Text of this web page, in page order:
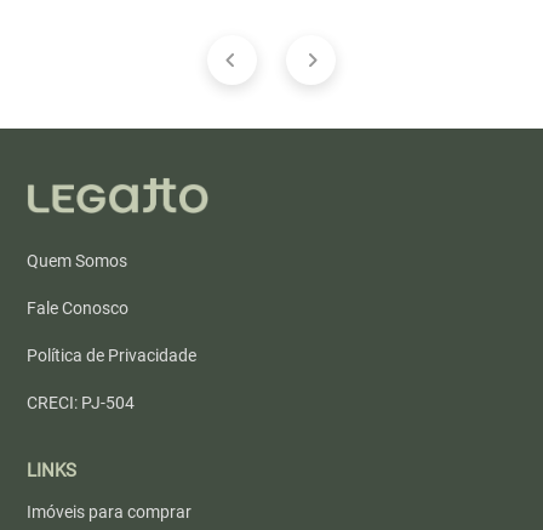
Quem Somos
Fale Conosco
Política de Privacidade
CRECI: PJ-504
LINKS
Imóveis para comprar